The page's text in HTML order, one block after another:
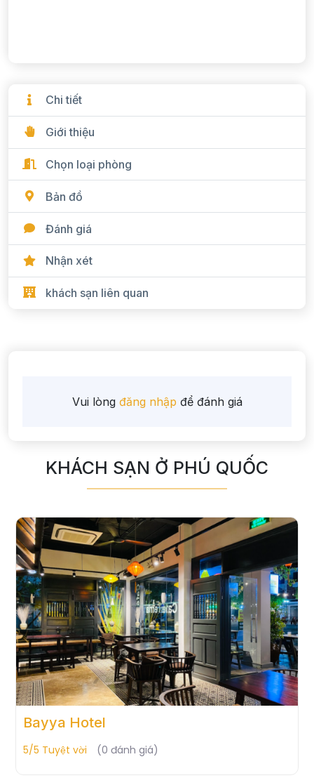
Chi tiết
Giới thiệu
Chọn loại phòng
Bản đồ
Đánh giá
Nhận xét
khách sạn liên quan
Vui lòngđăng nhập để đánh giá
KHÁCH SẠN Ở PHÚ QUỐC
GREEN BAY RESORT PHU QUOC
RESORT & SPA